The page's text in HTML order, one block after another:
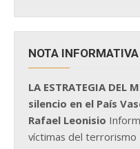
NOTA INFORMATIVA
LA ESTRATEGIA DEL
silencio en el País
Rafael Leonisio
víctimas del terrorismo